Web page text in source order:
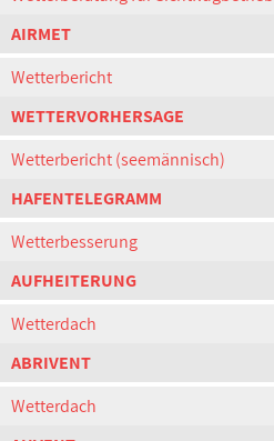
AIRMET
Wetterbericht
WETTERVORHERSAGE
Wetterbericht (seemännisch)
HAFENTELEGRAMM
Wetterbesserung
AUFHEITERUNG
Wetterdach
ABRIVENT
Wetterdach